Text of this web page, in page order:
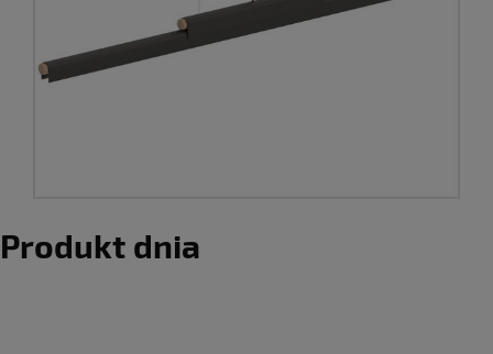
Produkt dnia